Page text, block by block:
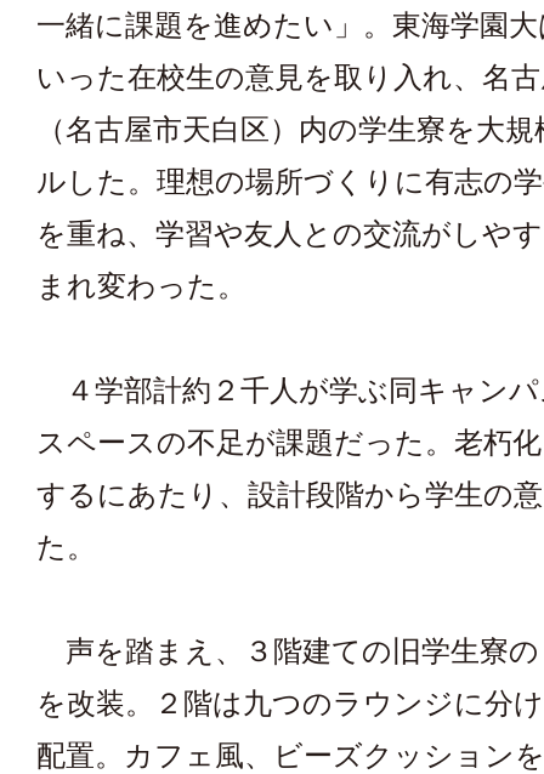
一緒に課題を進めたい」。東海学園
いった在校生の意見を取り入れ、名
（名古屋市天白区）内の学生寮を大
ルした。理想の場所づくりに有志の
を重ね、学習や友人との交流がしや
まれ変わった。
４学部計約２千人が学ぶ同キャン
スペースの不足が課題だった。老朽
するにあたり、設計段階から学生の
た。
声を踏まえ、３階建ての旧学生寮の
を改装。２階は九つのラウンジに分
配置。カフェ風、ビーズクッション